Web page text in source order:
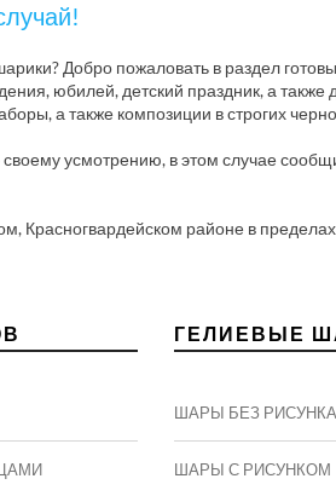
Добро пожаловать в раздел
юбилей, детский праздник, а также
а также композиции в строгих
усмотрению, в этом случае
Красногвардейском районе в
ГЕЛИЕВЫЕ
ШАРЫ БЕЗ РИСУНКА
ШАРЫ С РИСУНКОМ